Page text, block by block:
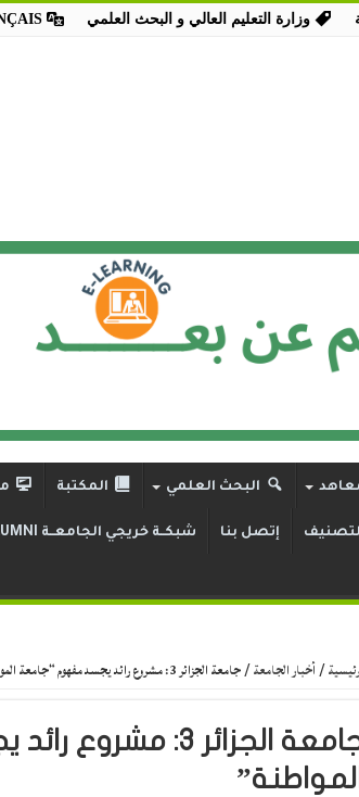
وزارة التعليم العالي و البحث العلمي
البحث العلمي المكتبة
إتصل بنا شبكــة خريجي الجامعــة ALUMNI
/أخبار الجامعة/جامعة الجزائر 3: مشروع رائد يجسد مفهوم “جامعة المواطنة”
جامعة الجزائر 3: